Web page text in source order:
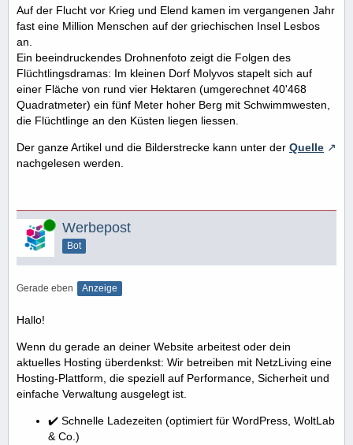
Auf der Flucht vor Krieg und Elend kamen im vergangenen Jahr
fast eine Million Menschen auf der griechischen Insel Lesbos
an.
Ein beeindruckendes Drohnenfoto zeigt die Folgen des
Flüchtlingsdramas: Im kleinen Dorf Molyvos stapelt sich auf
einer Fläche von rund vier Hektaren (umgerechnet 40'468
Quadratmeter) ein fünf Meter hoher Berg mit Schwimmwesten,
die Flüchtlinge an den Küsten liegen liessen.
Der ganze Artikel und die Bilderstrecke kann unter der Quelle
nachgelesen werden.
Online Werbepost
Bot
Gerade eben Anzeige
Hallo!
Wenn du gerade an deiner Website arbeitest oder dein
aktuelles Hosting überdenkst: Wir betreiben mit NetzLiving eine
Hosting-Plattform, die speziell auf Performance, Sicherheit und
einfache Verwaltung ausgelegt ist.
✔️ Schnelle Ladezeiten (optimiert für WordPress, WoltLab
& Co.)